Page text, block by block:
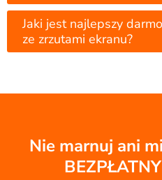
Jaki jest najlepszy
ze zrzutami ekranu?
Nie marnuj ani